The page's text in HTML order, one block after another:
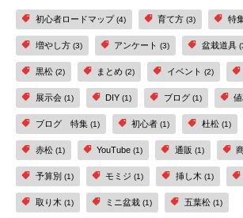
初心者ロードマップ(4) 育て方(3) 特
増やし方 (3) アンケート(3) 盆栽道具
黒松 (2) まとめ(2) イベント (2)
展示会 (1) DIY(1) ブログ (1)
ブログ 特集 (1) 初心者(1) 杜松 (1)
赤松 (1) YouTube(1) 通販 (1)
予算別 (1) モミジ(1) 挿し木 (1)
取り木 (1) ミニ盆栽(1) 五葉松 (1)